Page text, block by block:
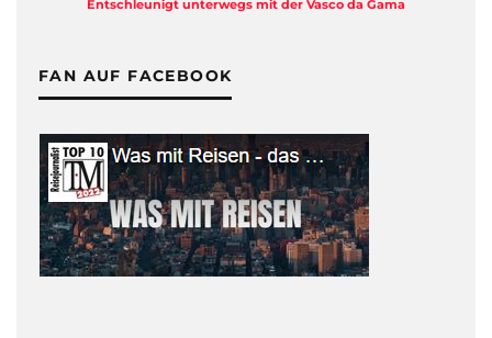
Entschleunigt unterwegs mit der Vasco da Gama
FAN AUF FACEBOOK